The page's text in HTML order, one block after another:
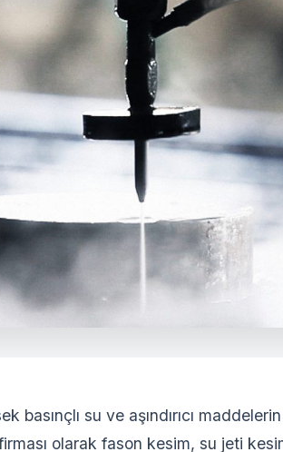
basınçlı su ve aşındırıcı
olarak fason kesim, su jeti